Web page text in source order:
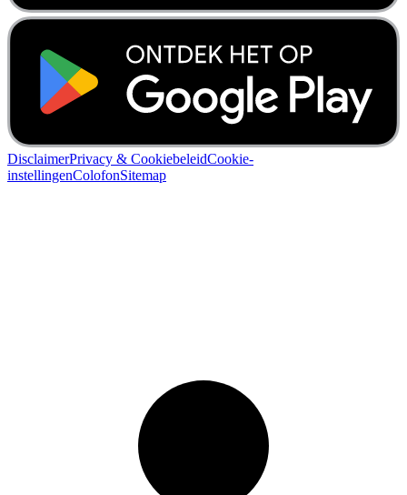
DisclaimerPrivacy & CookiebeleidCookie-
instellingenColofonSitemap